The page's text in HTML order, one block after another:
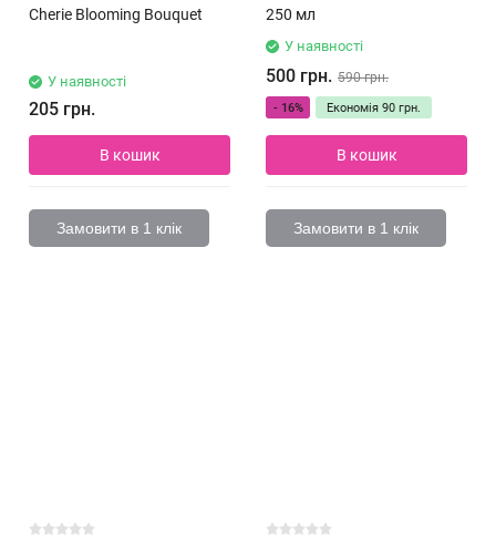
Cherie Blooming Bouquet
У наявності
205 грн.
В кошик
Замовити в 1 клік
250 мл
У наявності
500 грн. 590 грн.
- 16% Економія 90 грн.
В кошик
Замовити в 1 клік